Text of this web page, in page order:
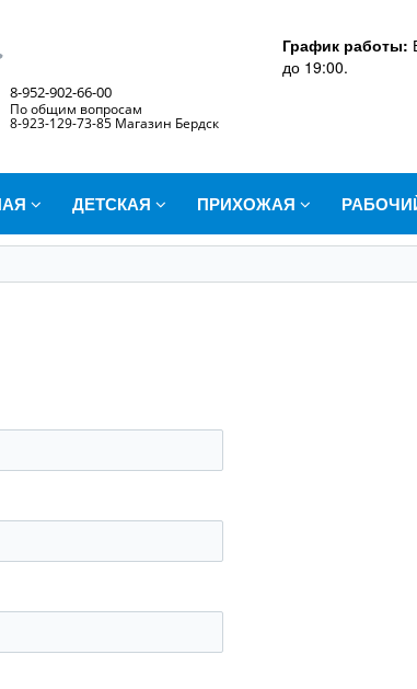
8-952-902-66-00
По общим вопросам
8-923-129-73-85 Магазин Бердск
График работы:
до 19:00.
ДЕТСКАЯ ПРИХОЖАЯ